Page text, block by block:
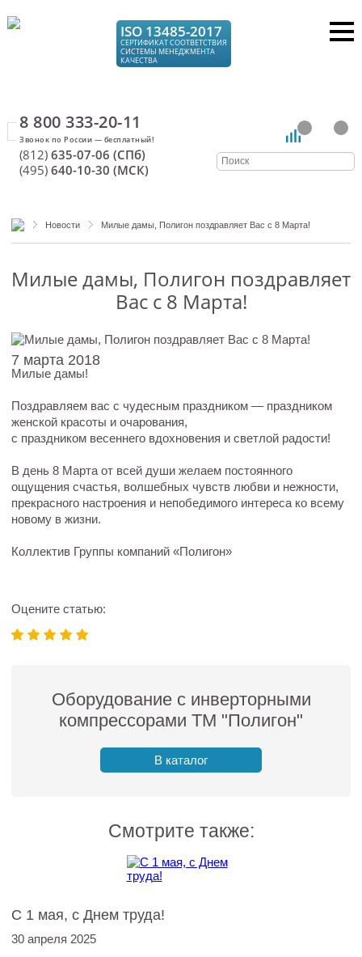
ISO 13485-2017
СЕРТИФИКАТ СООТВЕТСТВИЯ
СИСТЕМЫ МЕНЕДЖМЕНТА
КАЧЕСТВА
8 800 333-20-11
(812) 635-07-06 (СПб)
(495) 640-10-30 (МСК)
Новости Милые дамы, Полигон поздравляет Вас с 8 Марта!
Милые дамы, Полигон поздравляет
Вас с 8 Марта!
7 марта 2018
Милые дамы!
Поздравляем вас с чудесным праздником — праздником
женской красоты и очарования,
с праздником весеннего вдохновения и светлой радости!
В день 8 Марта от всей души желаем постоянного
ощущения счастья, волшебных чувств любви и нежности,
прекрасного настроения и непобедимого интереса ко всему
новому в жизни.
Коллектив Группы компаний «Полигон»
Оцените статью:
Оборудование с инверторными
компрессорами ТМ "Полигон"
В каталог
Смотрите также:
С 1 мая, с Днем труда!
30 апреля 2025